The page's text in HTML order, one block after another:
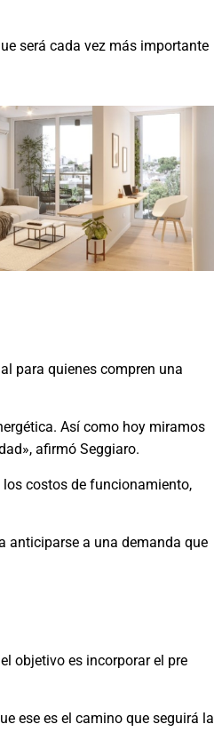
será cada vez más importante
para quienes compren una
Así como hoy miramos
afirmó Seggiaro.
costos de funcionamiento,
anticiparse a una demanda que
objetivo es incorporar el pre
ese es el camino que seguirá la